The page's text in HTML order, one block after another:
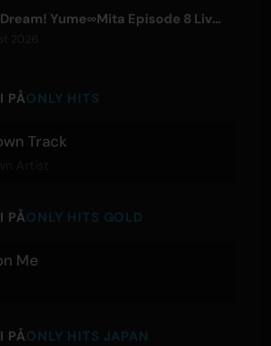
BanG Dream! Yume∞Mita Episode 8 Live Clip Released
PÅONLY HITS
Track
PÅONLY HITS GOLD
Me
PÅONLY HITS JAPAN